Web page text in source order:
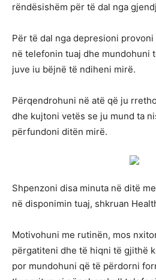
rëndësishëm për të dal nga
Për të dal nga depresioni
në telefonin tuaj dhe mundohuni
juve iu bëjnë të ndiheni mirë.
Përqendrohuni në atë që ju
dhe kujtoni vetës se ju mund ta
përfundoni ditën mirë.
Shpenzoni disa minuta në ditë
në disponimin tuaj, shkruan
Motivohuni me rutinën, mos
përgatiteni dhe të hiqni të gjithë
por mundohuni që të përdorni